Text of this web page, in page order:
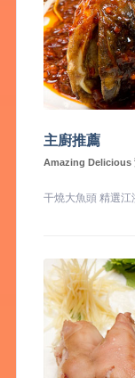
主廚推薦
Amazing Delicious
干燒大魚頭 精選江